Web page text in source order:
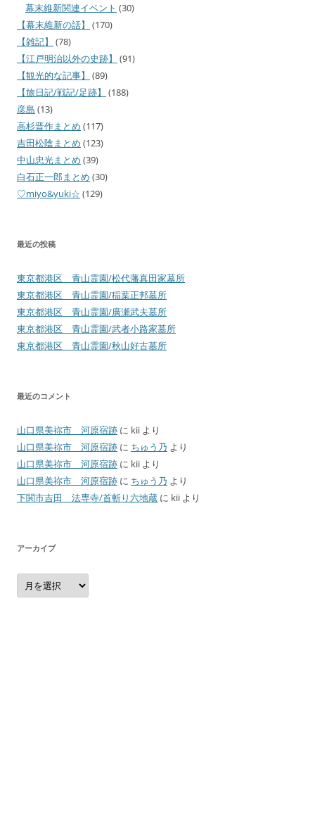
幕末維新関連イベント (30)
【幕末維新の話】
(170)
【雑記】
(78)
【江戸明治以外の史跡】
(91)
【観光的な記事】
(89)
【旅日記/戦記/足跡】
(188)
彦島 (13)
高杉晋作まとめ (117)
吉田松陰まとめ (123)
中山忠光まとめ (39)
白石正一郎まとめ (30)
♡miyo&yuki☆ (129)
最近の投稿
東京都港区 青山霊園/松代藩真田家墓所
東京都港区 青山霊園/稲葉正邦墓所
東京都港区 青山霊園/廣瀬武夫墓所
東京都港区 青山霊園/武者小路家墓所
東京都港区 青山霊園/秋山好古墓所
最近のコメント
山口県美祢市 河原宿跡 に kii より
山口県美祢市 河原宿跡 に ちゅう乃 より
山口県美祢市 河原宿跡 に kii より
山口県美祢市 河原宿跡 に ちゅう乃 より
下関市吉田 法専寺/首斬り六地蔵 に kii より
アーカイブ
ア
ー
カ